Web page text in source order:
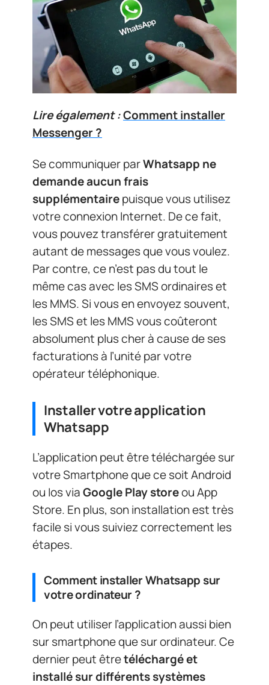
Lire également :Comment installer
Messenger ?
Se communiquer parWhatsapp ne
demande aucun frais
supplémentairepuisque vous utilisez
votre connexion Internet. De ce fait,
vous pouvez transférer gratuitement
autant de messages que vous voulez.
Par contre, ce n’est pas du tout le
même cas avec les SMS ordinaires et
les MMS. Si vous en envoyez souvent,
les SMS et les MMS vous coûteront
absolument plus cher à cause de ses
facturations à l’unité par votre
opérateur téléphonique.
Installer votre application
Whatsapp
L’application peut être téléchargée sur
votre Smartphone que ce soit Android
ou Ios viaGoogle Play storeou App
Store. En plus, son installation est très
facile si vous suiviez correctement les
étapes.
Comment installer Whatsapp sur
votre ordinateur ?
On peut utiliser l’application aussi bien
sur smartphone que sur ordinateur. Ce
dernier peut êtretéléchargé et
installé sur différents systèmes